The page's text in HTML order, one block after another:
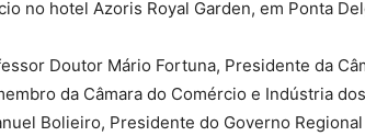
no hotel Azoris Royal Garden, em Ponta
Doutor Mário Fortuna, Presidente da
da Câmara do Comércio e Indústria
Bolieiro, Presidente do Governo